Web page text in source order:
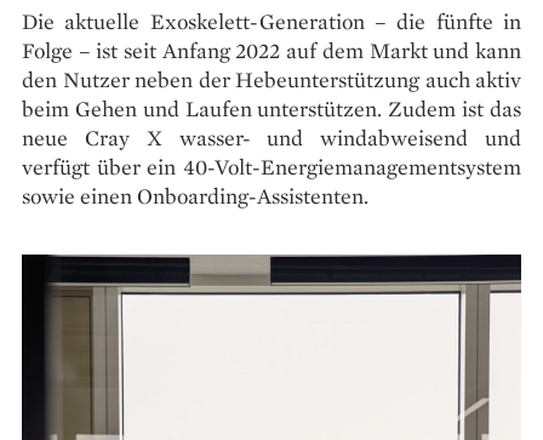
Die aktuelle Exoskelett-Generation – die fünfte in
Folge – ist seit Anfang 2022 auf dem Markt und kann
den Nutzer neben der Hebeunterstützung auch aktiv
beim Gehen und Laufen unterstützen. Zudem ist das
neue Cray X wasser- und windabweisend und
verfügt über ein 40-Volt-Energiemanagementsystem
sowie einen Onboarding-Assistenten.